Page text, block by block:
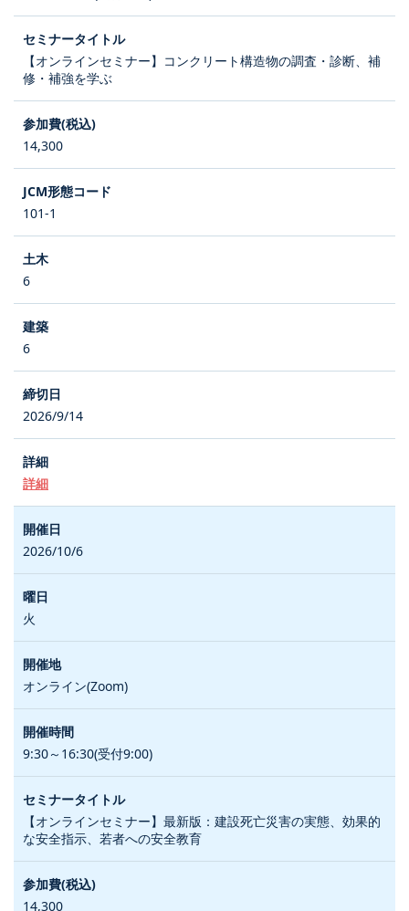
【オンラインセミナー】コンクリート構造物の調査・診断、補
修・補強を学ぶ
14,300
101-1
6
6
2026/9/14
詳細
2026/10/6
火
オンライン(Zoom)
9:30～16:30(受付9:00)
【オンラインセミナー】最新版：建設死亡災害の実態、効果的
な安全指示、若者への安全教育
14,300